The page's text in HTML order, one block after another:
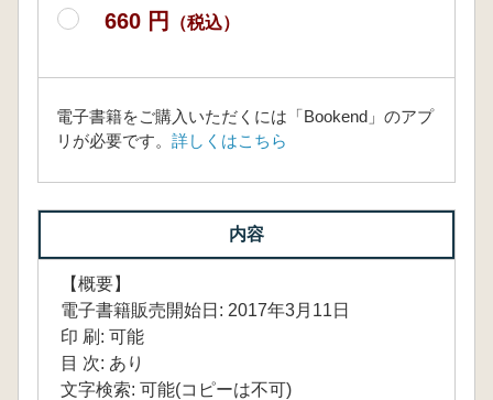
660 円 （税込）
電子書籍をご購入いただくには「Bookend」のアプ
リが必要です。 詳しくはこちら
内容
【概要】
電子書籍販売開始日: 2017年3月11日
印 刷: 可能
目 次: あり
文字検索: 可能(コピーは不可)